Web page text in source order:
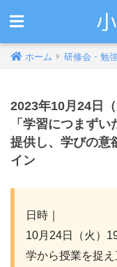
ホーム 研修会・勉
2023年10月24日
「学習につまず
提供し、学びの意
イン
日時｜
10月24日（火）
学から授業を捉え